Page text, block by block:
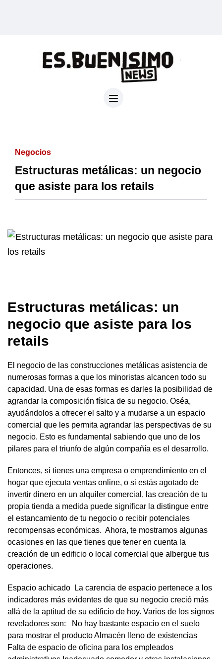
Negocios
Estructuras metálicas: un negocio
que asiste para los retails
Estructuras metálicas: un
negocio que asiste para los
retails
El negocio de las construcciones metálicas asistencia de
numerosas formas a que los minoristas alcancen todo su
capacidad. Una de esas formas es darles la posibilidad de
agrandar la composición física de su negocio. Oséa,
ayudándolos a ofrecer el salto y a mudarse a un espacio
comercial que les permita agrandar las perspectivas de su
negocio. Esto es fundamental sabiendo que uno de los
pilares para el triunfo de algún compañía es el desarrollo.
Entonces, si tienes una empresa o emprendimiento en el
hogar que ejecuta ventas online, o si estás agotado de
invertir dinero en un alquiler comercial, las creación de tu
propia tienda a medida puede significar la distingue entre
el estancamiento de tu negocio o recibir potenciales
recompensas económicas. Ahora, te mostramos algunas
ocasiones en las que tienes que tener en cuenta la
creación de un edificio o local comercial que albergue tus
operaciones.
Espacio achicado La carencia de espacio pertenece a los
indicadores más evidentes de que su negocio creció más
allá de la aptitud de su edificio de hoy. Varios de los signos
reveladores son: No hay bastante espacio en el suelo
para mostrar el producto Almacén lleno de existencias
Falta de espacio de oficina para los empleados